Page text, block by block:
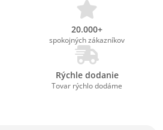
20.000+
spokojných zákazníkov
Rýchle dodanie
Tovar rýchlo dodáme